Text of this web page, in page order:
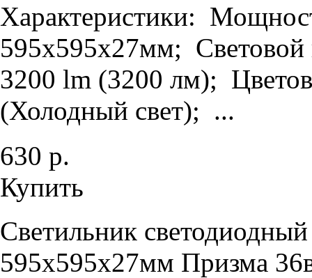
Характеристики:
595х595х27мм; Световой
3200 lm (3200 лм);
(Холодный свет); ...
630 р.
Купить
Светильник
595х595х27мм Призма